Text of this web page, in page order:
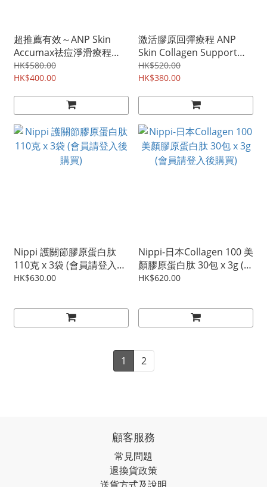
超推薦有效～ANP Skin
Accumax祛痘淨滑療程
Advanced Nutrition
Programme 60粒 ❥店主
HK$580.00
HK$400.00
激活膠原回彈療程 ANP
Skin Collagen Support
ADVANCED NUTRITION
PROGRAMME 60粒裝
HK$520.00
HK$380.00
Nippi 護關節膠原蛋白肽
110克 x 3袋 (會員請登入後
購買)
HK$630.00
Nippi-日本Collagen 100 美
顏膠原蛋白肽 30包 x 3g (會
員請登入後購買)
HK$620.00
1 2
顧客服務
常見問題
退換貨政策